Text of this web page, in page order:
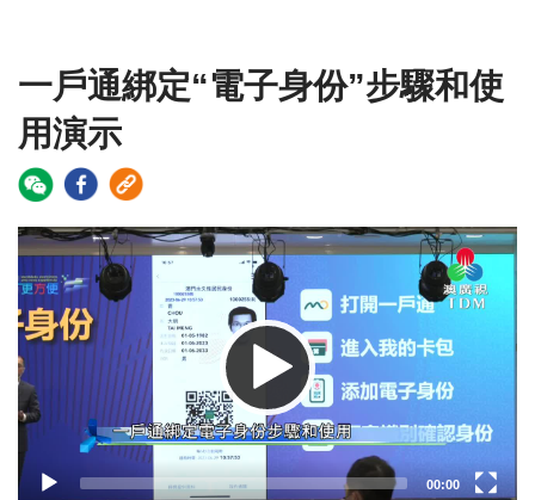
一戶通綁定“電子身份”步驟和使
用演示
Video
Player
00:00